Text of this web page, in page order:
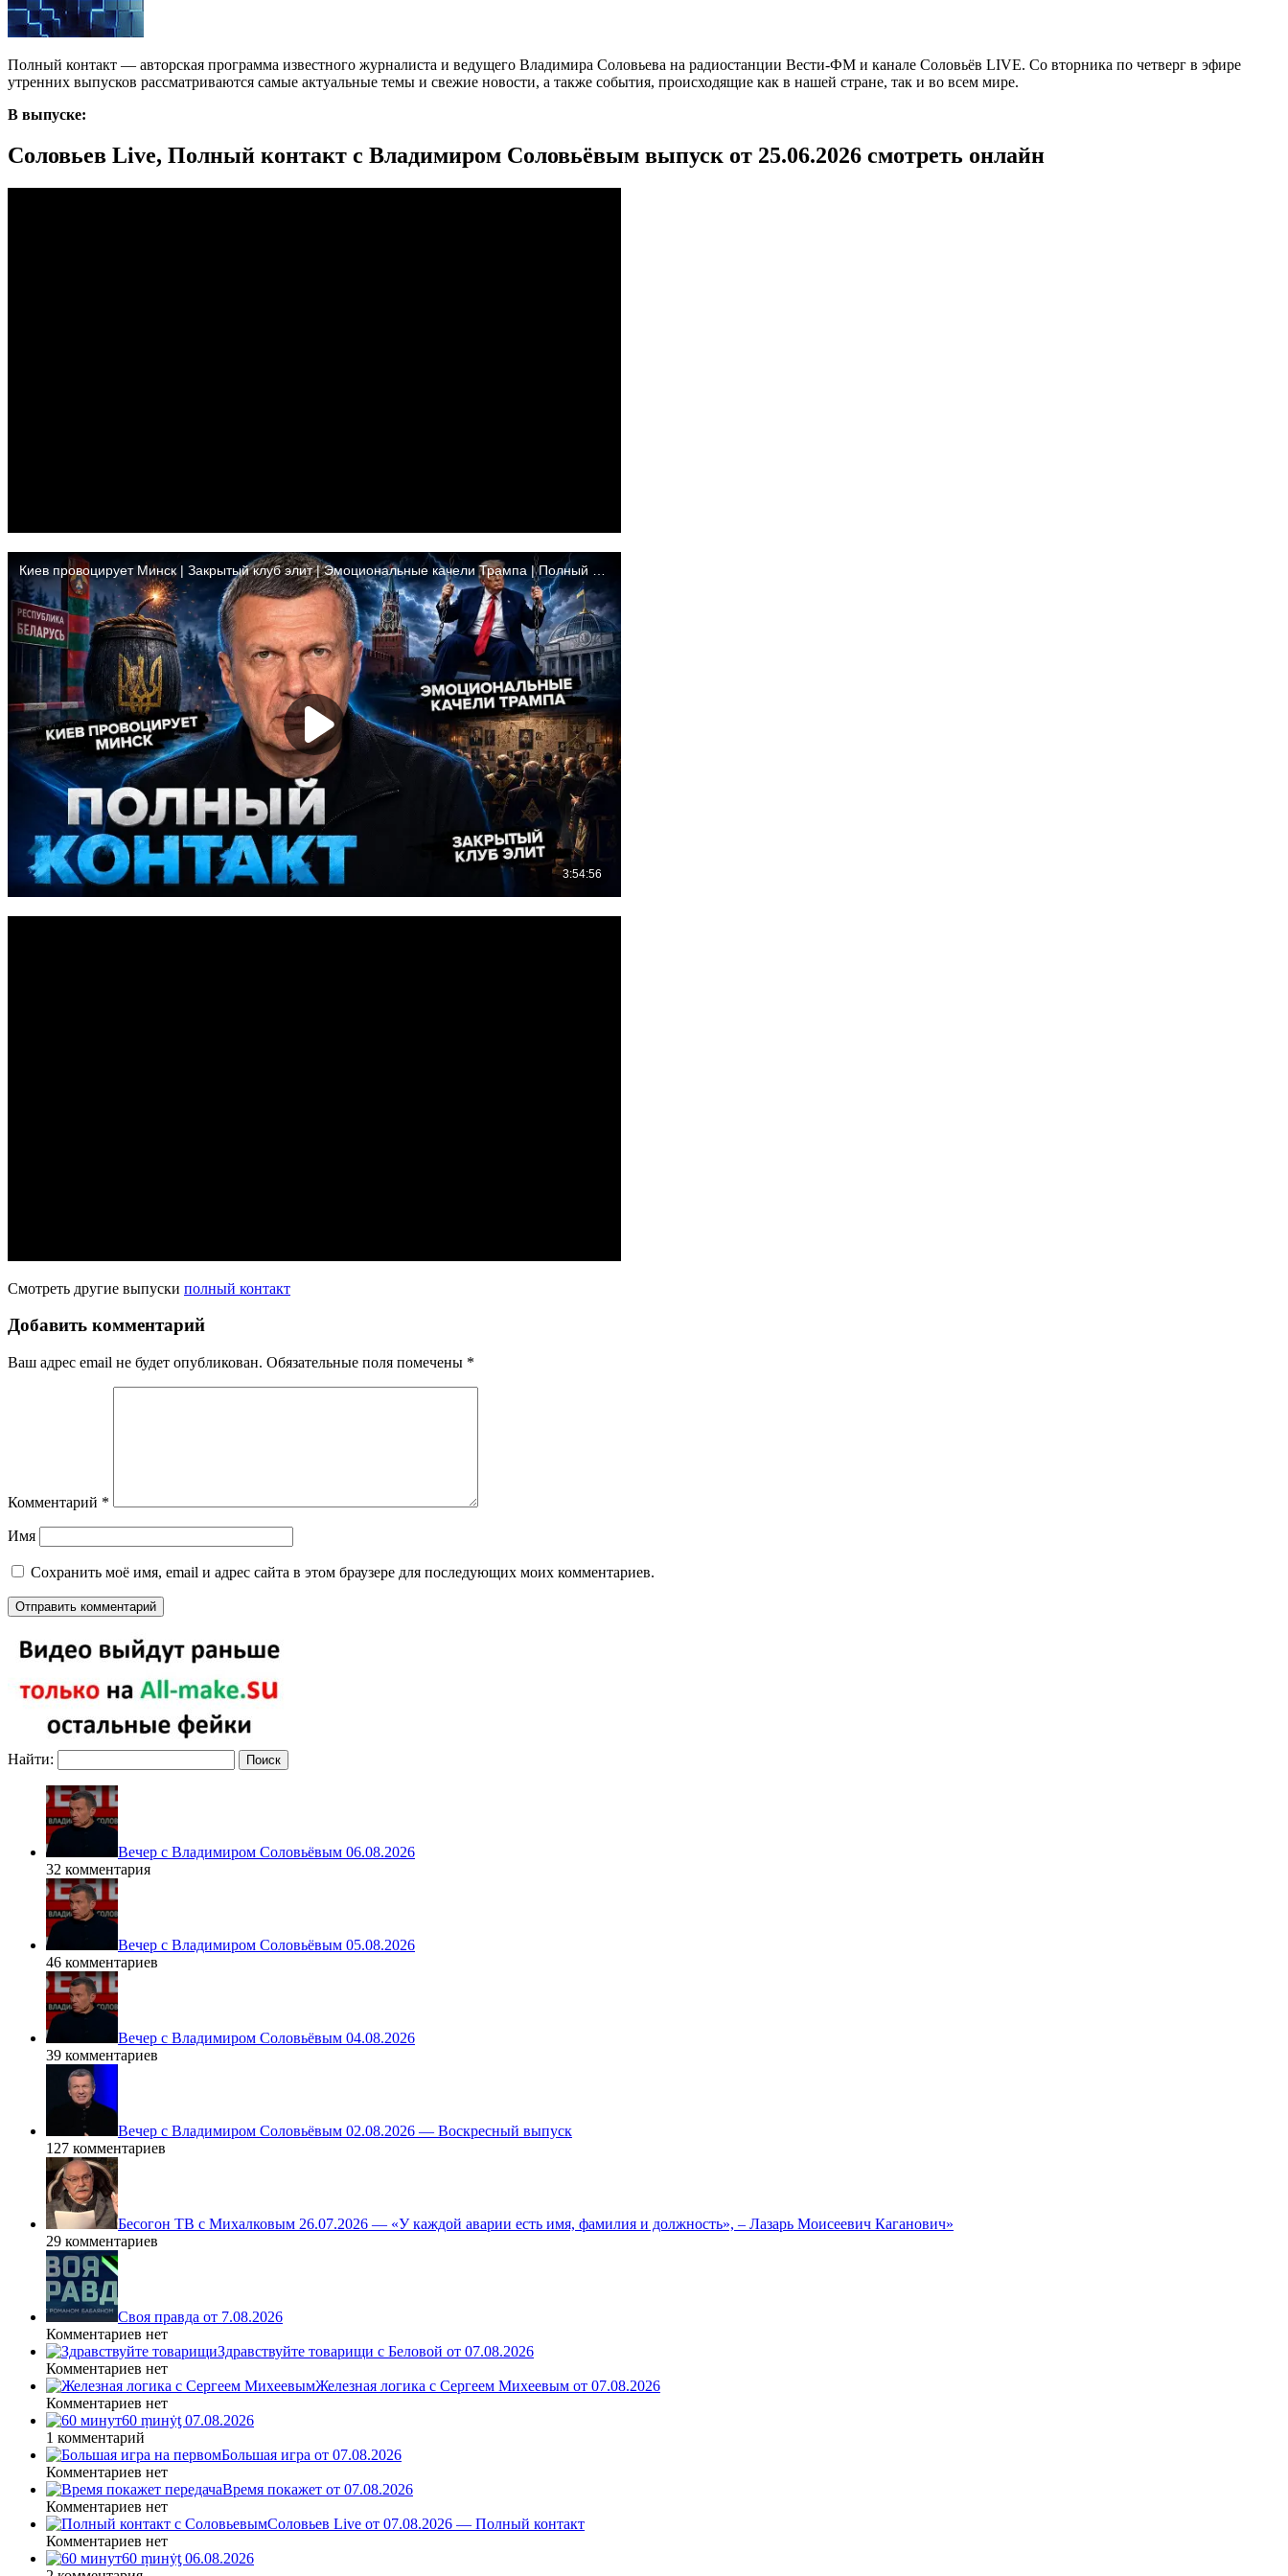
Полный контакт — авторская программа известного журналиста и ведущего Владимира Соловьева на радиостанции Вести-ФМ и канале Соловьёв LIVE. Со вторника по четверг в эфире
утренних выпусков рассматриваются самые актуальные темы и свежие новости, а также события, происходящие как в нашей стране, так и во всем мире.
В выпуске:
Соловьев Live, Полный контакт с Владимиром Соловьёвым выпуск от 25.06.2026 смотреть онлайн
Смотреть другие выпуски полный контакт
Добавить комментарий
Ваш адрес email не будет опубликован. Обязательные поля помечены *
Комментарий *
Имя
Сохранить моё имя, email и адрес сайта в этом браузере для последующих моих комментариев.
Найти:
Вечер с Владимиром Соловьёвым 06.08.2026
32 комментария
Вечер с Владимиром Соловьёвым 05.08.2026
46 комментариев
Вечер с Владимиром Соловьёвым 04.08.2026
39 комментариев
Вечер с Владимиром Соловьёвым 02.08.2026 — Воскресный выпуск
127 комментариев
Бесогон ТВ с Михалковым 26.07.2026 — «У каждой аварии есть имя, фамилия и должность», – Лазарь Моисеевич Каганович»
29 комментариев
Своя правда от 7.08.2026
Комментариев нет
Здравствуйте товарищи с Беловой от 07.08.2026
Комментариев нет
Железная логика с Сергеем Михеевым от 07.08.2026
Комментариев нет
60 ṃинẏƫ 07.08.2026
1 комментарий
Большая игра от 07.08.2026
Комментариев нет
Время покажет от 07.08.2026
Комментариев нет
Соловьев Live от 07.08.2026 — Полный контакт
Комментариев нет
60 ṃинẏƫ 06.08.2026